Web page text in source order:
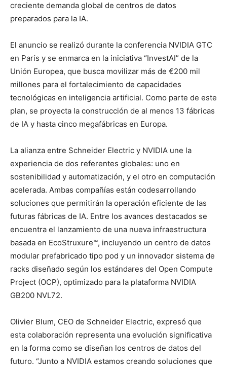
creciente demanda global de centros de datos
preparados para la IA.
El anuncio se realizó durante la conferencia NVIDIA GTC
en París y se enmarca en la iniciativa “InvestAI” de la
Unión Europea, que busca movilizar más de €200 mil
millones para el fortalecimiento de capacidades
tecnológicas en inteligencia artificial. Como parte de este
plan, se proyecta la construcción de al menos 13 fábricas
de IA y hasta cinco megafábricas en Europa.
La alianza entre Schneider Electric y NVIDIA une la
experiencia de dos referentes globales: uno en
sostenibilidad y automatización, y el otro en computación
acelerada. Ambas compañías están codesarrollando
soluciones que permitirán la operación eficiente de las
futuras fábricas de IA. Entre los avances destacados se
encuentra el lanzamiento de una nueva infraestructura
basada en EcoStruxure™, incluyendo un centro de datos
modular prefabricado tipo pod y un innovador sistema de
racks diseñado según los estándares del Open Compute
Project (OCP), optimizado para la plataforma NVIDIA
GB200 NVL72.
Olivier Blum, CEO de Schneider Electric, expresó que
esta colaboración representa una evolución significativa
en la forma como se diseñan los centros de datos del
futuro. “Junto a NVIDIA estamos creando soluciones que